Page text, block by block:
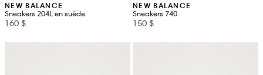
NEW BALANCE
Sneakers 204L en suède
160 $
NEW BALANCE
Sneakers 740
150 $